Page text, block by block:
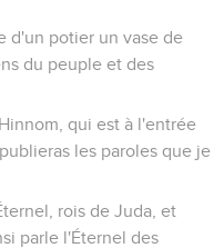
d'un potier un vase de
du peuple et des
qui est à l'entrée
les paroles que je
rois de Juda, et
parle l'Éternel des